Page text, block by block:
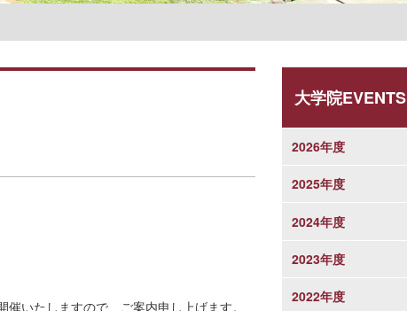
いたしますので、ご案内申し上げます。
大学院EVENTS
2026年度
2025年度
2024年度
2023年度
2022年度